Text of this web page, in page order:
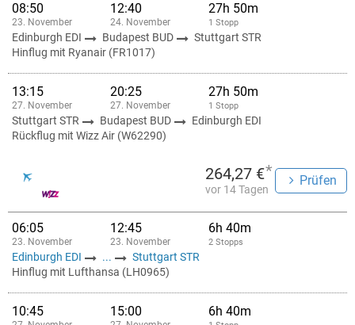
08:50
23. November
12:40
24. November
27h 50m
1 Stopp
Edinburgh EDI Budapest BUD
Stuttgart STR
Hinflug mit Ryanair (FR1017)
13:15
27. November
20:25
27. November
27h 50m
1 Stopp
Stuttgart STR Budapest BUD
Edinburgh EDI
Rückflug mit Wizz Air (W62290)
264,27 €*
vor 14 Tagen
Prüfen
06:05
23. November
12:45
23. November
6h 40m
2 Stopps
Edinburgh EDI ...
Stuttgart STR
Hinflug mit Lufthansa (LH0965)
10:45 15:00 6h 40m